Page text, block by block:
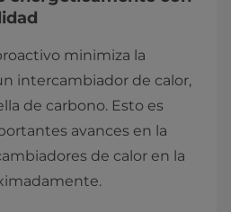
minimiza la
intercambiador de calor,
de carbono. Esto es
avances en la
de calor en la